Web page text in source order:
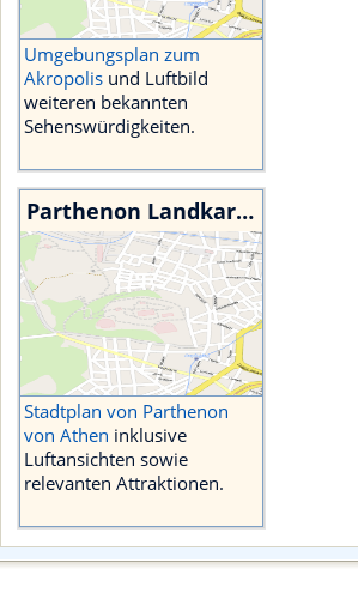
Umgebungsplan zum
Akropolis und Luftbild
weiteren bekannten
Sehenswürdigkeiten.
Parthenon Landkarte
Stadtplan von Parthenon
von Athen inklusive
Luftansichten sowie
relevanten Attraktionen.